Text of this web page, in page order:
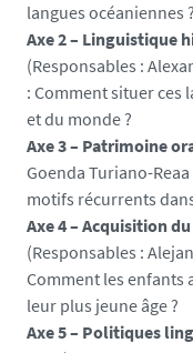
n
g
-
b
o
o
k
_
1
7
7
1
4
langues océaniennes ?
Axe 2 – Linguistique
(Responsables :
: Comment situer ces
et du monde ?
Axe 3 – Patrimoine
Goenda Turiano-
motifs récurrents
Axe 4 – Acquisition
(Responsables :
Comment les enfants
leur plus jeune âge ?
Axe 5 – Politiques